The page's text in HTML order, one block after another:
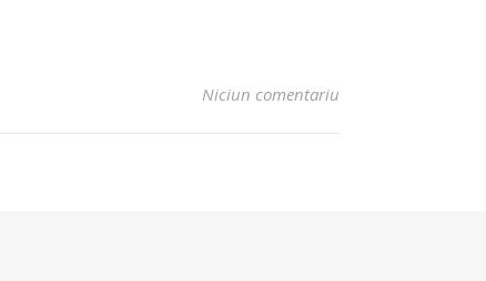
Niciun comentariu